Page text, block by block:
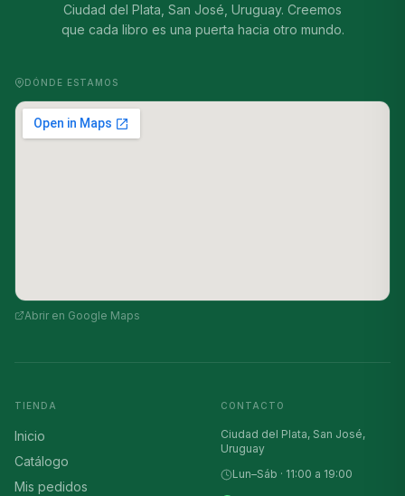
Ciudad del Plata, San José, Uruguay. Creemos
que cada libro es una puerta hacia otro mundo.
DÓNDE ESTAMOS
Abrir en Google Maps
TIENDA
Inicio
Catálogo
Mis pedidos
CONTACTO
Ciudad del Plata, San José,
Uruguay
Lun–Sáb · 11:00 a 19:00